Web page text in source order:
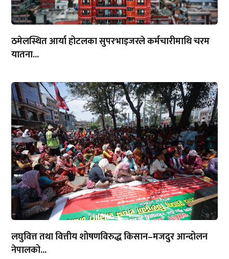
ठमेलस्थित आर्या होटलका सुपरभाइजरले कर्मचारीमाथि चरम
यातना...
लघुवित्त तथा वित्तीय शोषणविरुद्ध किसान–मजदुर आन्दोलन
नेपालको...